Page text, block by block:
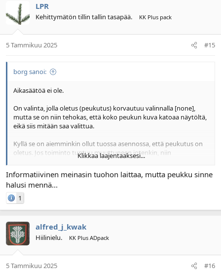
LPR
Kehittymätön tillin tallin tasapää. KK Plus pack
5 Tammikuu 2025 #15
borg sanoi:
Aikasäätöä ei ole.
On valinta, jolla oletus (peukutus) korvautuu valinnalla [none],
mutta se on niin tehokas, että koko peukun kuva katoaa näytöltä,
eikä siis mitään saa valittua.
Kyllä se on aiemminkin ollut tuossa asennossa, että peukutus on
oletus. Jos toiminto tuntuu muuttuneen jotenkin, niin
todennäköisesti viiveaika, joka pitää painaa näyttöä tai ajaa hiirellä
symbolin päälle, on hieman muuttunut.
Klikkaa laajentaaksesi...
Informatiivinen meinasin tuohon laittaa, mutta peukku sinne
halusi mennä...
1
alfred_j_kwak
Hiilinielu. KK Plus ADpack
5 Tammikuu 2025 #16